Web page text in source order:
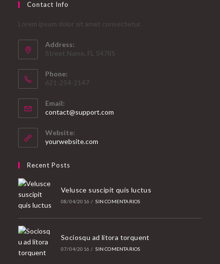
Contact Info
Lorem ipsum dolor sit amet consectetur.
Address:
Street Name, FL 54785
Phone:
621-254-2147
Email:
contact@support.com
Website:
yourwebsite.com
Recent Posts
Velusce suscipit quis luctus
08/04/2016 / SIN COMENTARIOS
Sociosqu ad litora torquent
07/04/2016 / SIN COMENTARIOS